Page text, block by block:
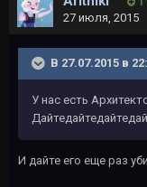
27 июля, 2015
В 27.07.2015 в
У нас есть
И дайте его еще раз